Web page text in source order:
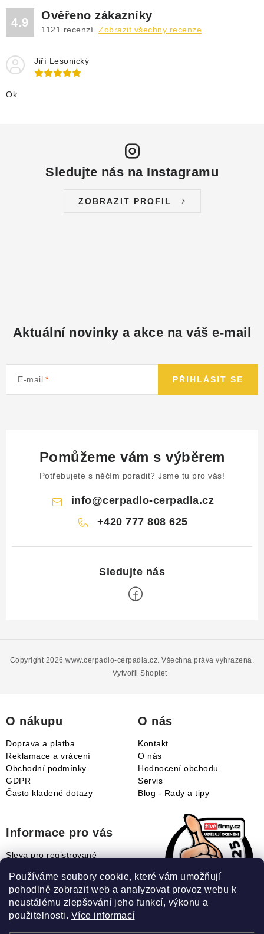
Používáme soubory cookie, které vám umožňují
pohodlně zobrazit web a analyzovat provoz webu k
neustálému zlepšování jeho funkcí, výkonu a
použitelnosti. Více informací
4.9
Ověřeno zákazníky
1121 recenzí. Zobrazit všechny recenze
Jiří Lesonický
Ok
Sledujte nás na Instagramu
ZOBRAZIT PROFIL
Aktuální novinky a akce na váš e-mail
E-mail PŘIHLÁSIT SE
Pomůžeme vám s výběrem
Potřebujete s něčím poradit? Jsme tu pro vás!
info@cerpadlo-cerpadla.cz
+420 777 808 625
Vytvořil Shoptet
Copyright 2026www.cerpadlo-cerpadla.cz. Všechna práva vyhrazena.
O nákupu
Doprava a platba
Reklamace a vrácení
Obchodní podmínky
GDPR
Často kladené dotazy
O nás
Kontakt
O nás
Hodnocení obchodu
Servis
Blog - Rady a tipy
Informace pro vás
Sleva pro registrované
Jak uplatnit slevový kupón?
Jak nakupovat?
Slovník pojmů